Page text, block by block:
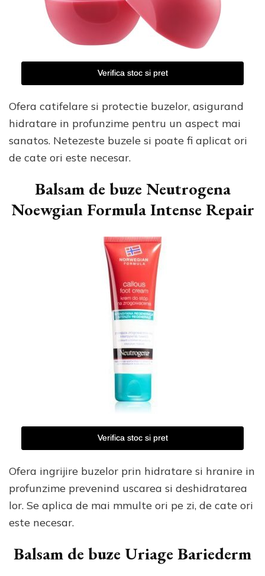
Verifica stoc si pret
Ofera catifelare si protectie buzelor, asigurand
hidratare in profunzime pentru un aspect mai
sanatos. Netezeste buzele si poate fi aplicat ori
de cate ori este necesar.
Balsam de buze Neutrogena
Noewgian Formula Intense Repair
Verifica stoc si pret
Ofera ingrijire buzelor prin hidratare si hranire in
profunzime prevenind uscarea si deshidratarea
lor. Se aplica de mai mmulte ori pe zi, de cate ori
este necesar.
Balsam de buze Uriage Bariederm